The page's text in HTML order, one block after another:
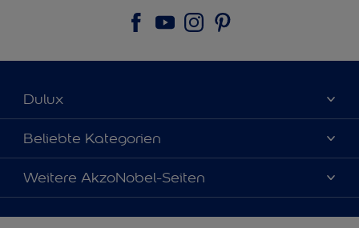
Dulux
Über uns
Farbgenauigkeit
Kontaktieren Sie uns
Beliebte Kategorien
Dulux Farben
Farbe des Jahres
Produkte
Weitere AkzoNobel-Seiten